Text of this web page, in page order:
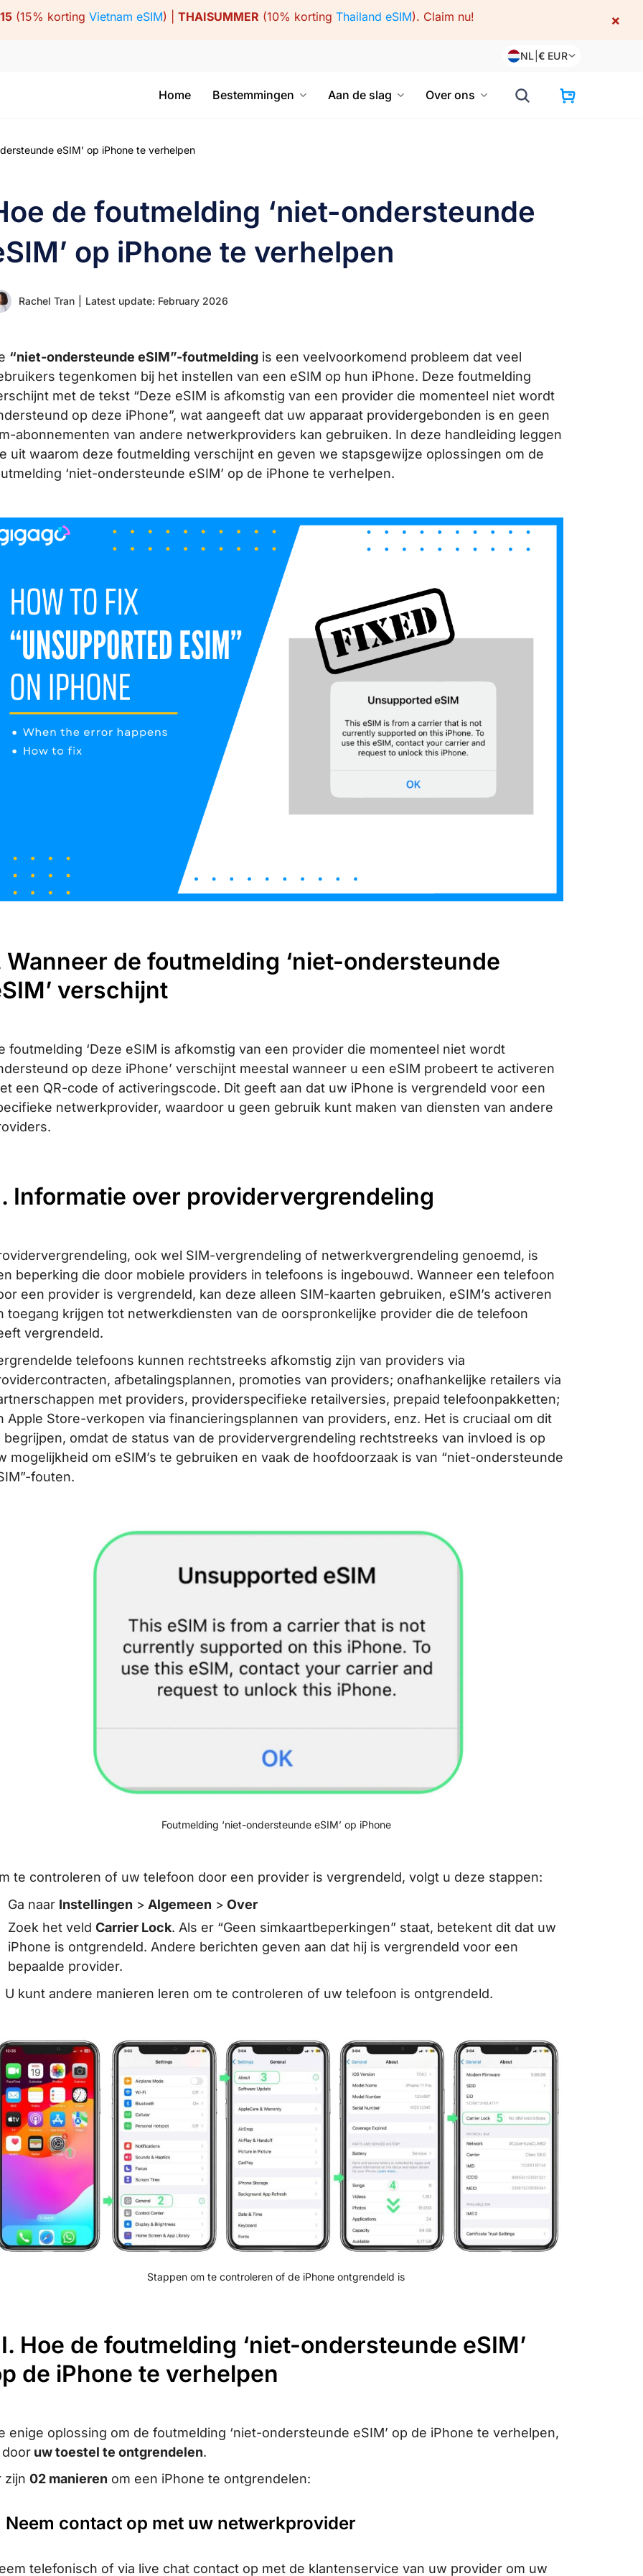
(15% korting Vietnam eSIM) | THAISUMMER (10% korting Thailand eSIM). Claim nu! ×
NL |€ EUR
Home Bestemmingen Aan de slag Over ons
eSIM’ op iPhone te verhelpen
de foutmelding ‘niet-ondersteunde
op iPhone te verhelpen
Rachel Tran Latest update: February 2026
“niet-ondersteunde eSIM”-foutmelding is een veelvoorkomend probleem dat veel
tegenkomen bij het instellen van een eSIM op hun iPhone. Deze foutmelding
met de tekst “Deze eSIM is afkomstig van een provider die momenteel niet wordt
op deze iPhone”, wat aangeeft dat uw apparaat providergebonden is en geen
abonnementen van andere netwerkproviders kan gebruiken. In deze handleiding leggen
uit waarom deze foutmelding verschijnt en geven we stapsgewijze oplossingen om de
‘niet-ondersteunde eSIM’ op de iPhone te verhelpen.
Wanneer de foutmelding ‘niet-ondersteunde
verschijnt
foutmelding ‘Deze eSIM is afkomstig van een provider die momenteel niet wordt
op deze iPhone’ verschijnt meestal wanneer u een eSIM probeert te activeren
een QR-code of activeringscode. Dit geeft aan dat uw iPhone is vergrendeld voor een
netwerkprovider, waardoor u geen gebruik kunt maken van diensten van andere
Informatie over providervergrendeling
ook wel SIM-vergrendeling of netwerkvergrendeling genoemd, is
beperking die door mobiele providers in telefoons is ingebouwd. Wanneer een telefoon
een provider is vergrendeld, kan deze alleen SIM-kaarten gebruiken, eSIM’s activeren
toegang krijgen tot netwerkdiensten van de oorspronkelijke provider die de telefoon
vergrendeld.
telefoons kunnen rechtstreeks afkomstig zijn van providers via
afbetalingsplannen, promoties van providers; onafhankelijke retailers via
met providers, providerspecifieke retailversies, prepaid telefoonpakketten;
Apple Store-verkopen via financieringsplannen van providers, enz. Het is cruciaal om dit
begrijpen, omdat de status van de providervergrendeling rechtstreeks van invloed is op
mogelijkheid om eSIM’s te gebruiken en vaak de hoofdoorzaak is van “niet-ondersteunde
fouten.
Foutmelding ‘niet-ondersteunde eSIM’ op iPhone
te controleren of uw telefoon door een provider is vergrendeld, volgt u deze stappen:
Ga naar Instellingen > Algemeen > Over
Zoek het veld Carrier Lock. Als er “Geen simkaartbeperkingen” staat, betekent dit dat uw
iPhone is ontgrendeld. Andere berichten geven aan dat hij is vergrendeld voor een
bepaalde provider.
kunt andere manieren leren om te controleren of uw telefoon is ontgrendeld.
Stappen om te controleren of de iPhone ontgrendeld is
Hoe de foutmelding ‘niet-ondersteunde eSIM’
de iPhone te verhelpen
enige oplossing om de foutmelding ‘niet-ondersteunde eSIM’ op de iPhone te verhelpen,
uw toestel te ontgrendelen.
zijn 02 manieren om een iPhone te ontgrendelen:
Neem contact op met uw netwerkprovider
telefonisch of via live chat contact op met de klantenservice van uw provider om uw